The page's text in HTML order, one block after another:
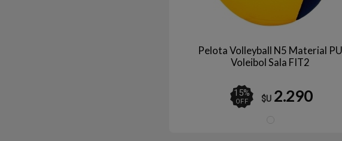
Pelota Volleyball N5 Material PU
Voleibol Sala FIT2
15%
OFF $U 2.290